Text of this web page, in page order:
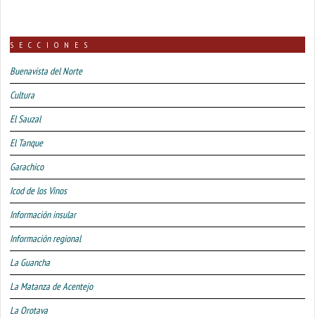
SECCIONES
Buenavista del Norte
Cultura
El Sauzal
El Tanque
Garachico
Icod de los Vinos
Información insular
Información regional
La Guancha
La Matanza de Acentejo
La Orotava